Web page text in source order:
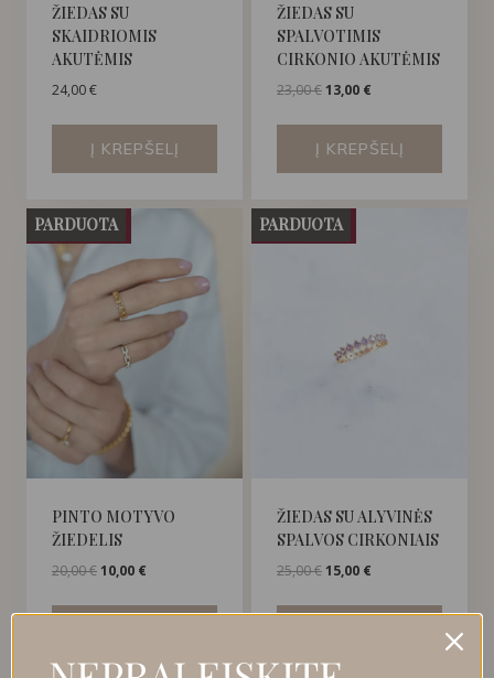
ŽIEDAS SU
SKAIDRIOMIS
AKUTĖMIS
24,00€
Į KREPŠELĮ
ŽIEDAS SU
SPALVOTIMIS
CIRKONIO AKUTĖMIS
23,00€Original
23,00 €.
13,00 €
13,00 €.
Į KREPŠELĮ
NUOLAIDA
PARDUOTA
PINTO MOTYVO
ŽIEDELIS
20,00€Original
was:
10,00 €
is:
NUOLAIDA
PARDUOTA
ŽIEDAS SU ALYVINĖS
SPALVOS CIRKONIAIS
25,00€Original
was:
15,00 €
is: